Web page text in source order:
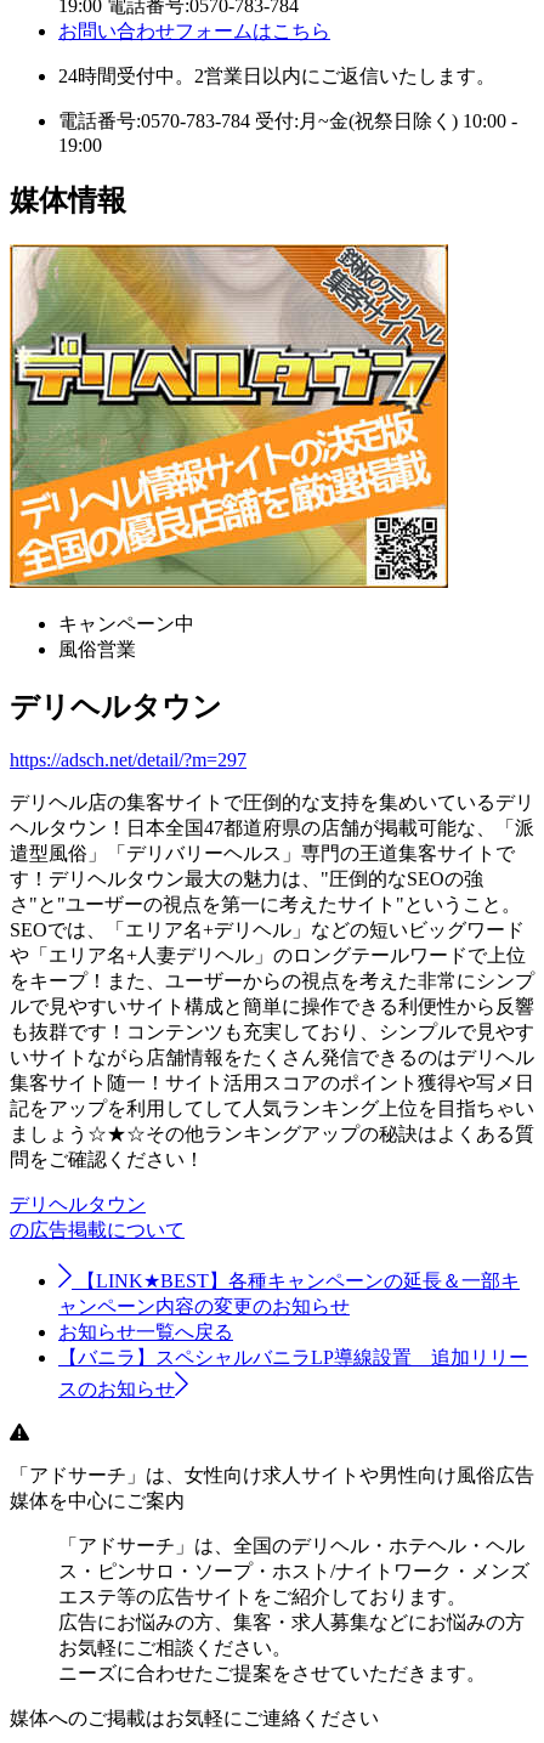
19:00 電話番号:0570-783-784
お問い合わせフォームはこちら
24時間受付中。2営業日以内にご返信いたします。
電話番号:0570-783-784 受付:月~金(祝祭日除く) 10:00 -
19:00
媒体情報
キャンペーン中
風俗営業
デリヘルタウン
https://adsch.net/detail/?m=297
デリヘル店の集客サイトで圧倒的な支持を集めいているデリ
ヘルタウン！日本全国47都道府県の店舗が掲載可能な、「派
遣型風俗」「デリバリーヘルス」専門の王道集客サイトで
す！デリヘルタウン最大の魅力は、"圧倒的なSEOの強
さ"と"ユーザーの視点を第一に考えたサイト"ということ。
SEOでは、「エリア名+デリヘル」などの短いビッグワード
や「エリア名+人妻デリヘル」のロングテールワードで上位
をキープ！また、ユーザーからの視点を考えた非常にシンプ
ルで見やすいサイト構成と簡単に操作できる利便性から反響
も抜群です！コンテンツも充実しており、シンプルで見やす
いサイトながら店舗情報をたくさん発信できるのはデリヘル
集客サイト随一！サイト活用スコアのポイント獲得や写メ日
記をアップを利用してして人気ランキング上位を目指ちゃい
ましょう☆★☆その他ランキングアップの秘訣はよくある質
問をご確認ください！
デリヘルタウン
の広告掲載について
【LINK★BEST】各種キャンペーンの延長＆一部キ
ャンペーン内容の変更のお知らせ
お知らせ一覧へ戻る
【バニラ】スペシャルバニラLP導線設置 追加リリー
スのお知らせ
「アドサーチ」は、女性向け求人サイトや男性向け風俗広告
媒体を中心にご案内
「アドサーチ」は、全国のデリヘル・ホテヘル・ヘル
ス・ピンサロ・ソープ・ホスト/ナイトワーク・メンズ
エステ等の広告サイトをご紹介しております。
広告にお悩みの方、集客・求人募集などにお悩みの方
お気軽にご相談ください。
ニーズに合わせたご提案をさせていただきます。
媒体へのご掲載はお気軽にご連絡ください